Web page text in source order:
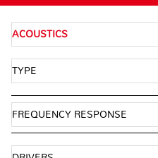
ACOUSTICS
TYPE
FREQUENCY RESPONSE